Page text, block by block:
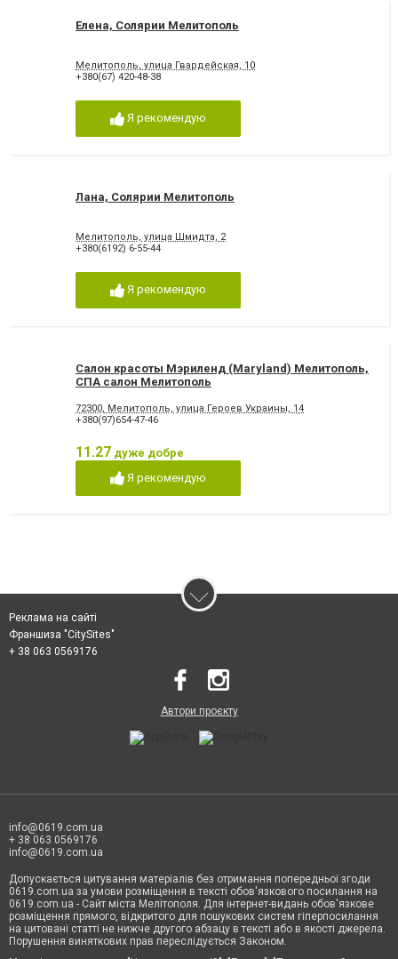
Елена, Солярии Мелитополь
Мелитополь, улица Гвардейская, 10
+380(67) 420-48-38
Я рекомендую
Лана, Солярии Мелитополь
Мелитополь, улица Шмидта, 2
+380(6192) 6-55-44
Я рекомендую
Салон красоты Мэриленд (Maryland) Мелитополь,
СПА салон Мелитополь
72300, Мелитополь, улица Героев Украины, 14
+380(97)654-47-46
11.27 дуже добре
Я рекомендую
Реклама на сайті
Франшиза "CitySites"
+ 38 063 0569176
Автори проєкту
info@0619.com.ua
+ 38 063 0569176
info@0619.com.ua
Допускається цитування матеріалів без отримання попередньої згоди
0619.com.ua за умови розміщення в тексті обов'язкового посилання на
0619.com.ua - Сайт міста Мелітополя. Для інтернет-видань обов'язкове
розміщення прямого, відкритого для пошукових систем гіперпосилання
на цитовані статті не нижче другого абзацу в тексті або в якості джерела.
Порушення виняткових прав переслідується Законом.